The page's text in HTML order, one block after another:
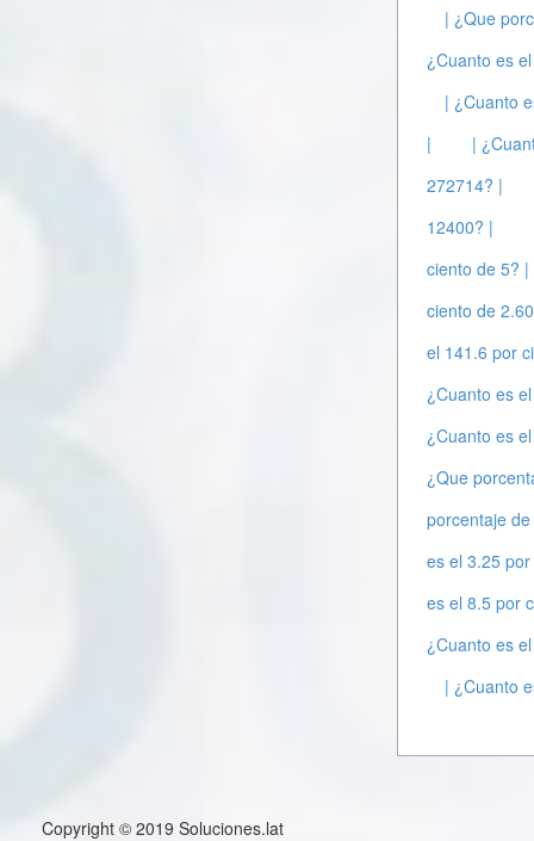
| ¿Que
¿Cuanto es
| ¿Cuanto
|
|
272714? |
12400? |
ciento de 5? |
ciento de
el 141.6 por
¿Cuanto es
¿Cuanto es
¿Que
porcentaje
es el 3.25
es el 8.5 por
¿Cuanto es
| ¿Cuanto
Copyright © 2019 Soluciones.lat